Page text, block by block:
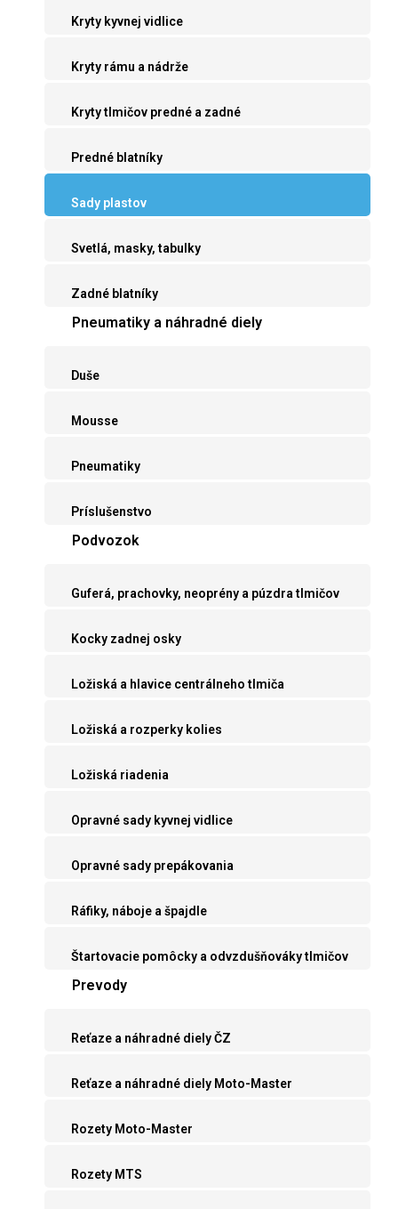
Kryty kyvnej vidlice
Kryty rámu a nádrže
Kryty tlmičov predné a zadné
Predné blatníky
Sady plastov
Svetlá, masky, tabulky
Zadné blatníky
Pneumatiky a náhradné diely
Duše
Mousse
Pneumatiky
Príslušenstvo
Podvozok
Guferá, prachovky, neoprény a púzdra tlmičov
Kocky zadnej osky
Ložiská a hlavice centrálneho tlmiča
Ložiská a rozperky kolies
Ložiská riadenia
Opravné sady kyvnej vidlice
Opravné sady prepákovania
Ráfiky, náboje a špajdle
Štartovacie pomôcky a odvzdušňováky tlmičov
Prevody
Reťaze a náhradné diely ČZ
Reťaze a náhradné diely Moto-Master
Rozety Moto-Master
Rozety MTS